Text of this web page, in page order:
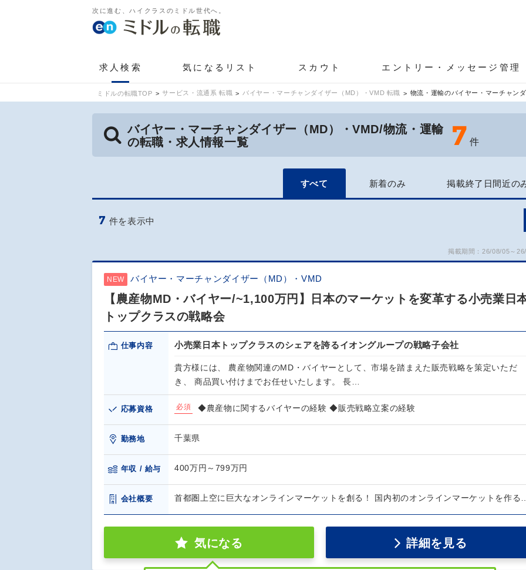
次に進む、ハイクラスのミドル世代へ。
求人検索 気になるリスト スカウト エントリー・メッセージ管理
ミドルの転職TOP サービス・流通系 転職 バイヤー・マーチャンダイザー（MD）・VMD 転職 物流・運輸のバイヤー・マーチャン
バイヤー・マーチャンダイザー（MD）・VMD/物流・運輸
の転職・求人情報一覧
7 件
すべて 新着のみ 掲載終了日間近の
7 件を表示中
掲載期間：26/08/05～
NEW バイヤー・マーチャンダイザー（MD）・VMD
【農産物MD・バイヤー/~1,100万円】日本のマーケットを変革する小売業日
トップクラスの戦略会
仕事内容 小売業日本トップクラスのシェアを誇るイオングループの戦略子会社
貴方様には、 農産物関連のMD・バイヤーとして、市場を踏まえた販売戦略を策定いただ
き、 商品買い付けまでお任せいたします。 長…
応募資格 必須 ◆農産物に関するバイヤーの経験 ◆販売戦略立案の経験
勤務地 千葉県
年収 / 給与 400万円～799万円
会社概要 首都圏上空に巨大なオンラインマーケットを創る！ 国内初のオンラインマーケットを作
気になる 詳細を見る